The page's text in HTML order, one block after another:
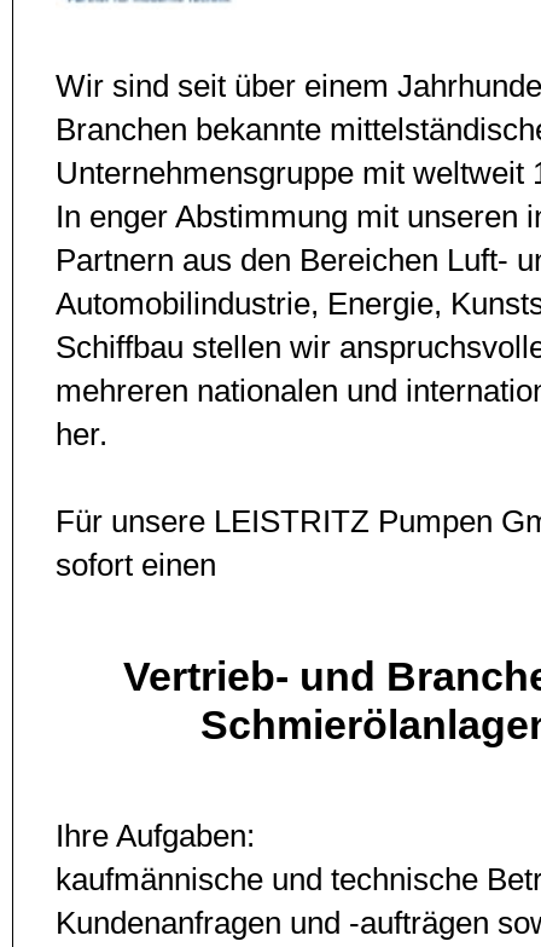
Wir sind seit über einem
Branchen bekannte
Unternehmensgruppe mit weltweit
In en­ger Abstimmung mit unseren
Partnern aus den Bereichen Luft-
Automobilindustrie, Energie,
Schiff­bau stellen wir
mehreren nationalen und
her.
Für unsere LEISTRITZ Pumpen
sofort einen
Vertrieb- und
Ihre Aufgaben:
kaufmännische und technische
Kundenanfragen und -aufträgen